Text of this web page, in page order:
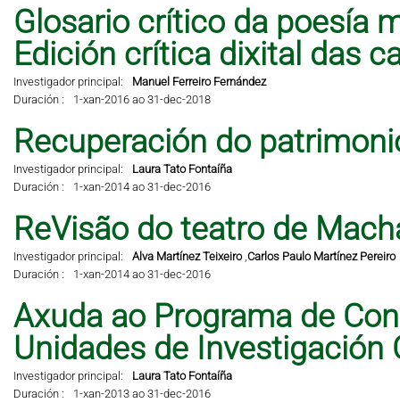
Glosario crítico da poesía
Edición crítica dixital das
Investigador principal:
Manuel Ferreiro Fernández
Duración :
1-xan-2016 ao 31-dec-2018
Recuperación do
Investigador principal:
Laura Tato Fontaíña
Duración :
1-xan-2014 ao 31-dec-2016
ReVisão do teatro de
Investigador principal: Alva Martínez Teixeiro,Carlos Paulo Martínez Pereiro
Duración :
1-xan-2014 ao 31-dec-2016
Axuda ao Programa de
Unidades de Investigación
Investigador principal:
Laura Tato Fontaíña
Duración :
1-xan-2013 ao 31-dec-2016